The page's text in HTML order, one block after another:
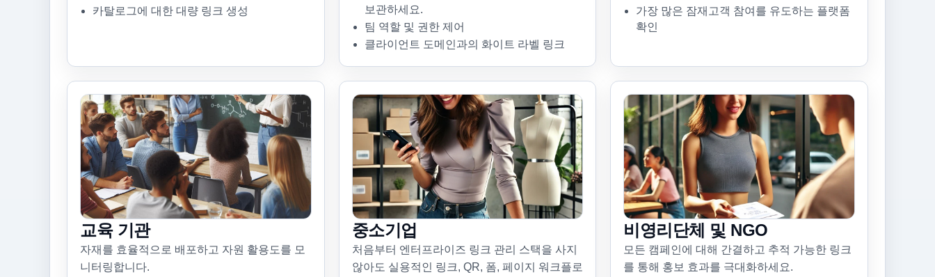
카탈로그에 대한 대량 링크 생성
보관하세요.
팀 역할 및 권한 제어
클라이언트 도메인과의 화이트 라벨 링크
가장 많은 잠재고객 참여를 유도하는 플랫폼
확인
교육 기관
자재를 효율적으로 배포하고 자원 활용도를 모
니터링합니다.
중소기업
처음부터 엔터프라이즈 링크 관리 스택을 사지
않아도 실용적인 링크, QR, 폼, 페이지 워크플로
비영리단체 및 NGO
모든 캠페인에 대해 간결하고 추적 가능한 링크
를 통해 홍보 효과를 극대화하세요.